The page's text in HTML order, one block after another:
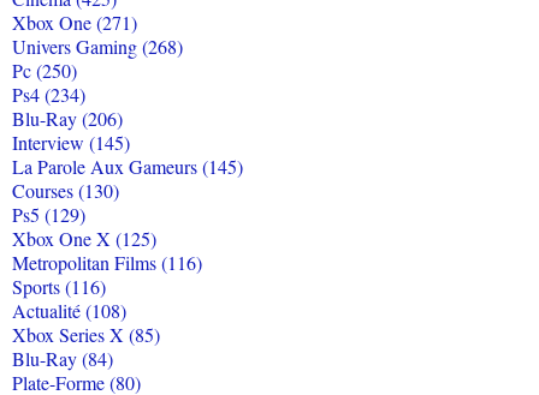
Xbox One (271)
Univers Gaming (268)
Pc (250)
Ps4 (234)
Blu-Ray (206)
Interview (145)
La Parole Aux Gameurs (145)
Courses (130)
Ps5 (129)
Xbox One X (125)
Metropolitan Films (116)
Sports (116)
Actualité (108)
Xbox Series X (85)
Blu-Ray (84)
Plate-Forme (80)